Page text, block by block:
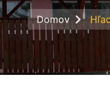
Domov